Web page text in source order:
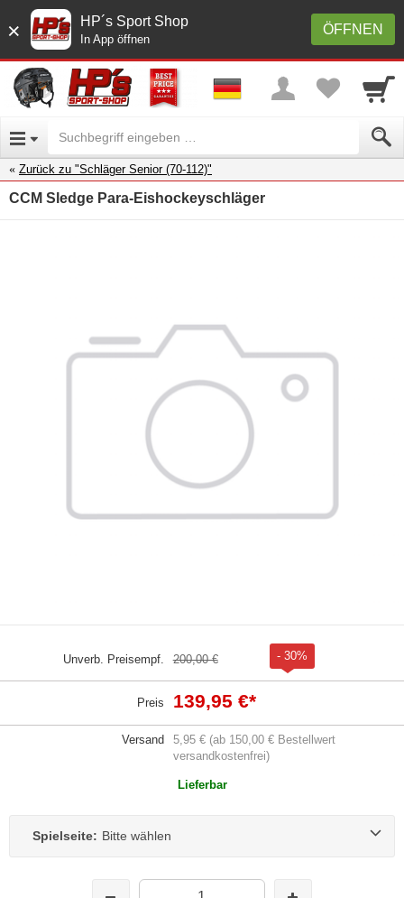
× ÖFFNEN
HP´s Sport Shop
In App öffnen
Zurück zu "Schläger Senior (70-112)"
CCM Sledge Para‑Eishockeyschläger
Unverb. Preisempf. 200,00 € - 30%
Preis 139,95 €*
Versand
5,95 € (ab 150,00 € Bestellwert
versandkostenfrei)
Lieferbar
Spielseite: Bitte wählen